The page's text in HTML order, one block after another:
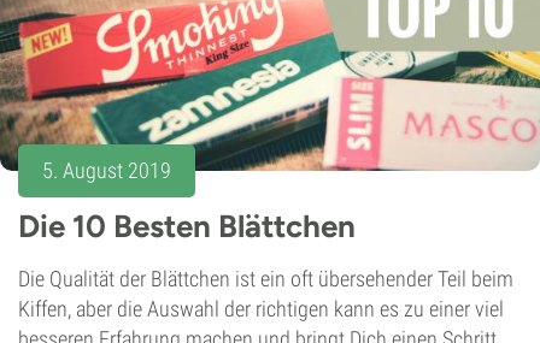
5. August 2019
Die 10 Besten Blättchen
Die Qualität der Blättchen ist ein oft übersehender Teil beim
Kiffen, aber die Auswahl der richtigen kann es zu einer viel